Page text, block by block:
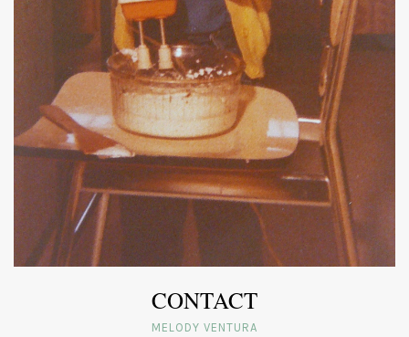
CONTACT
MELODY VENTURA